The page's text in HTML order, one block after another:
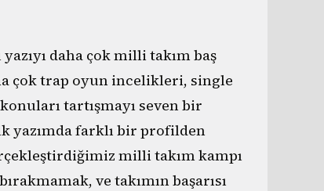
daha çok milli takım baş
çok trap oyun incelikleri, single
tartışmayı seven bir
yazımda farklı bir profilden
milli takım kampı
ve takımın başarısı